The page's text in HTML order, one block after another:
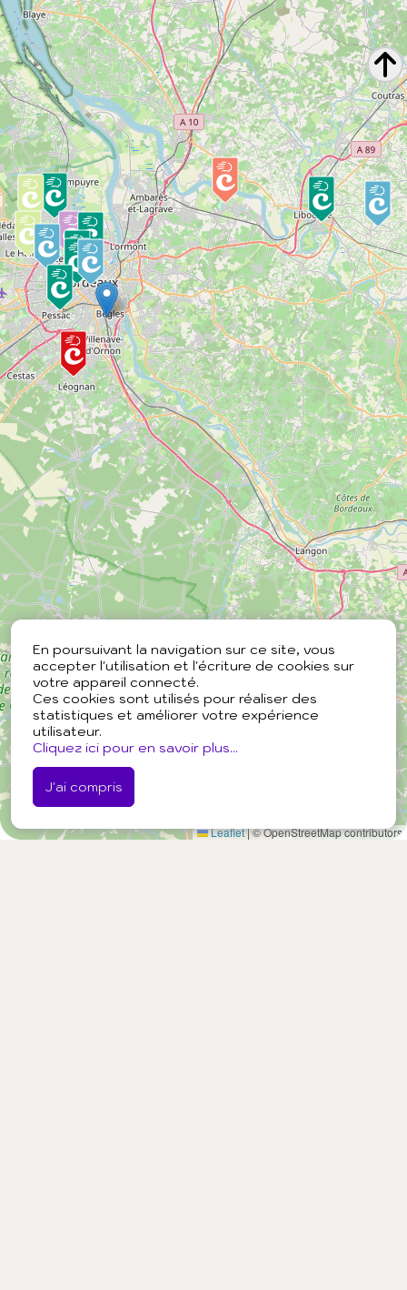
En poursuivant la navigation sur ce site, vous
accepter l'utilisation et l'écriture de cookies sur
votre appareil connecté.
Ces cookies sont utilisés pour réaliser des
statistiques et améliorer votre expérience
utilisateur.
Cliquez ici pour en savoir plus...
J'ai compris
Leaflet|© OpenStreetMap contributors